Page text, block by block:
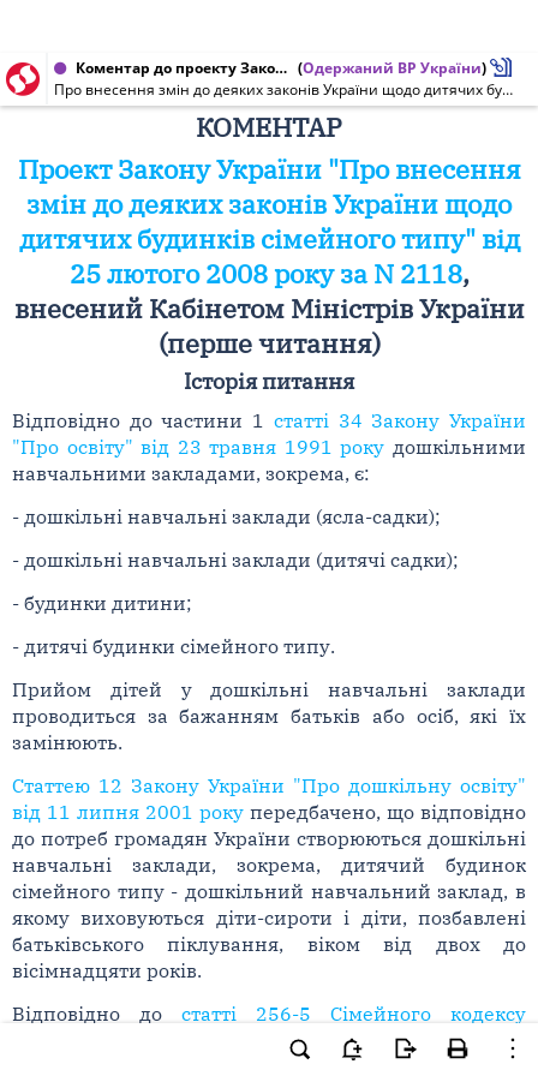
Коментар до проекту Закону України від 25.02.2008 № 2118 (Одержаний ВР України)
Про внесення змін до деяких законів України щодо дитячих будинків сімейного типу